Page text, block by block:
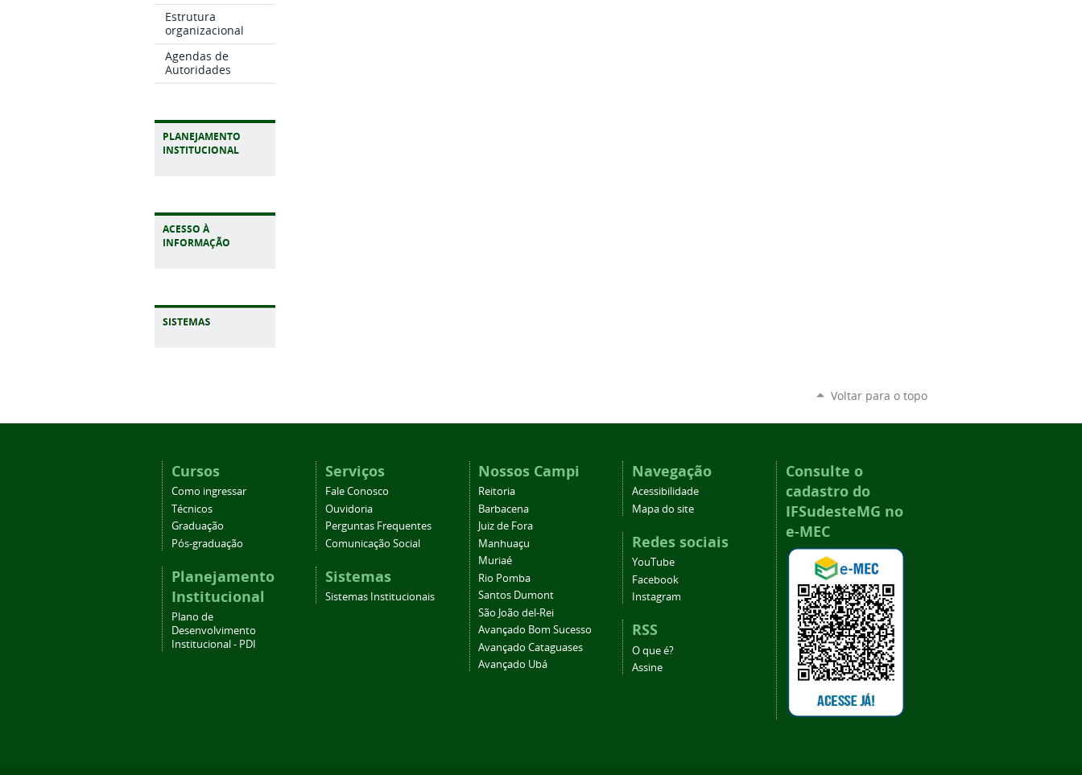
Estrutura
organizacional
Agendas de
Autoridades
PLANEJAMENTO
INSTITUCIONAL
ACESSO À
INFORMAÇÃO
Voltar para o topo
Cursos
Como ingressar
Técnicos
Graduação
Pós-graduação
Planejamento
Institucional
Plano de
Desenvolvimento
Institucional - PDI
Serviços
Fale Conosco
Ouvidoria
Perguntas Frequentes
Comunicação Social
Sistemas
Sistemas Institucionais
Nossos Campi
Reitoria
Barbacena
Juiz de Fora
Manhuaçu
Muriaé
Rio Pomba
Santos Dumont
São João del-Rei
Avançado Bom Sucesso
Avançado Cataguases
Avançado Ubá
Navegação
Acessibilidade
Mapa do site
Redes sociais
YouTube
Facebook
Instagram
RSS
O que é?
Assine
Consulte o
cadastro do
IFSudesteMG no
e-MEC